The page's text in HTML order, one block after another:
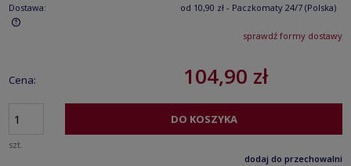
Dostawa:
od 10,90 zł - Paczkomaty 24/7 (Polska)
Cena nie zawiera ewentualnych kosztów płatnościsprawdź formy dostawy
Cena: 104,90 zł
szt.
DO KOSZYKA
dodaj do przechowalni